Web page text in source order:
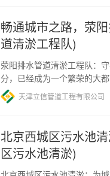
畅通城市之路，荥
道清淤工程队)
荥阳排水管道清淤工程队：
分，已经成为一个繁荣的大
城市排水系统带来了巨大的
天津立信管道工程有限公司
北京西城区污水池
区污水池清淤)